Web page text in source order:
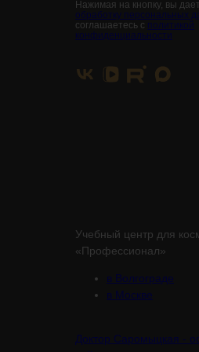
Нажимая на кнопку, вы
обработку персональных
соглашаетесь с политикой
конфиденциальности
Учебный центр для
«Профессионал»
в Волгограде
в Москве
Доктор Саромыцкая -